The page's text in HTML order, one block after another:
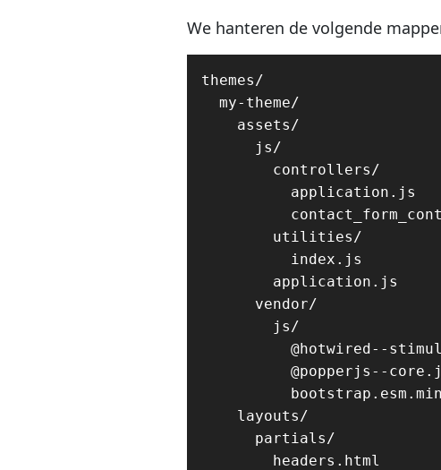
We hanteren de volgende
themes/
  my-theme/
    assets/
      js/
        controllers/
          application.js
utilities/
index.js
        application.js
      vendor/
        js/
@hotwired--
@popperjs--
    layouts/
      partials/
        headers.html